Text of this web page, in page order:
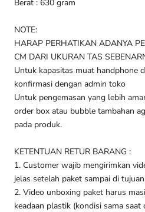
Berat : 630 gram
NOTE:
HARAP PERHATIKAN ADANYA
CM DARI UKURAN TAS
Untuk kapasitas muat handphone
konfirmasi dengan admin toko
Untuk pengemasan yang lebih
order box atau bubble tambahan
pada produk.
KETENTUAN RETUR BARANG :
1. Customer wajib mengirimkan
jelas setelah paket sampai di
2. Video unboxing paket harus
keadaan plastik (kondisi sama